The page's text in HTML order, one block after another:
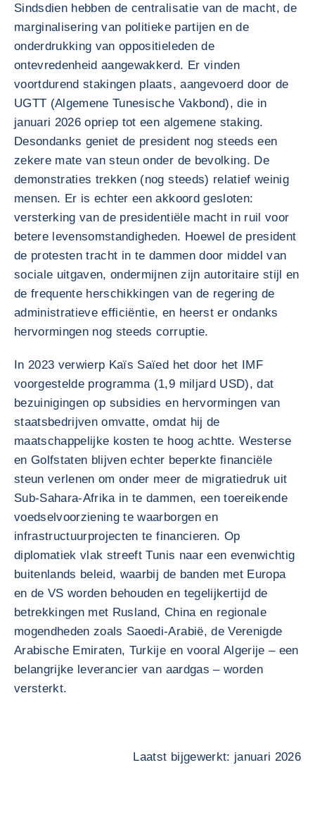
Sindsdien hebben de centralisatie van de macht, de
marginalisering van politieke partijen en de
onderdrukking van oppositieleden de
ontevredenheid aangewakkerd. Er vinden
voortdurend stakingen plaats, aangevoerd door de
UGTT (Algemene Tunesische Vakbond), die in
januari 2026 opriep tot een algemene staking.
Desondanks geniet de president nog steeds een
zekere mate van steun onder de bevolking. De
demonstraties trekken (nog steeds) relatief weinig
mensen. Er is echter een akkoord gesloten:
versterking van de presidentiële macht in ruil voor
betere levensomstandigheden. Hoewel de president
de protesten tracht in te dammen door middel van
sociale uitgaven, ondermijnen zijn autoritaire stijl en
de frequente herschikkingen van de regering de
administratieve efficiëntie, en heerst er ondanks
hervormingen nog steeds corruptie.
In 2023 verwierp Kaïs Saïed het door het IMF
voorgestelde programma (1,9 miljard USD), dat
bezuinigingen op subsidies en hervormingen van
staatsbedrijven omvatte, omdat hij de
maatschappelijke kosten te hoog achtte. Westerse
en Golfstaten blijven echter beperkte financiële
steun verlenen om onder meer de migratiedruk uit
Sub-Sahara-Afrika in te dammen, een toereikende
voedselvoorziening te waarborgen en
infrastructuurprojecten te financieren. Op
diplomatiek vlak streeft Tunis naar een evenwichtig
buitenlands beleid, waarbij de banden met Europa
en de VS worden behouden en tegelijkertijd de
betrekkingen met Rusland, China en regionale
mogendheden zoals Saoedi-Arabië, de Verenigde
Arabische Emiraten, Turkije en vooral Algerije – een
belangrijke leverancier van aardgas – worden
versterkt.
Laatst bijgewerkt: januari 2026